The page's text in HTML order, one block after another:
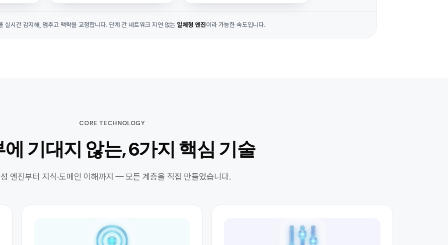
시간 감지해, 멈추고 맥락을 교정합니다. 단계 간 네트워크 지연 없는 일체형 엔진이라 가능한 속도입니다.
CORE TECHNOLOGY
기대지 않는, 6가지 핵심 기술
엔진부터 지식·도메인 이해까지 — 모든 계층을 직접 만들었습니다.